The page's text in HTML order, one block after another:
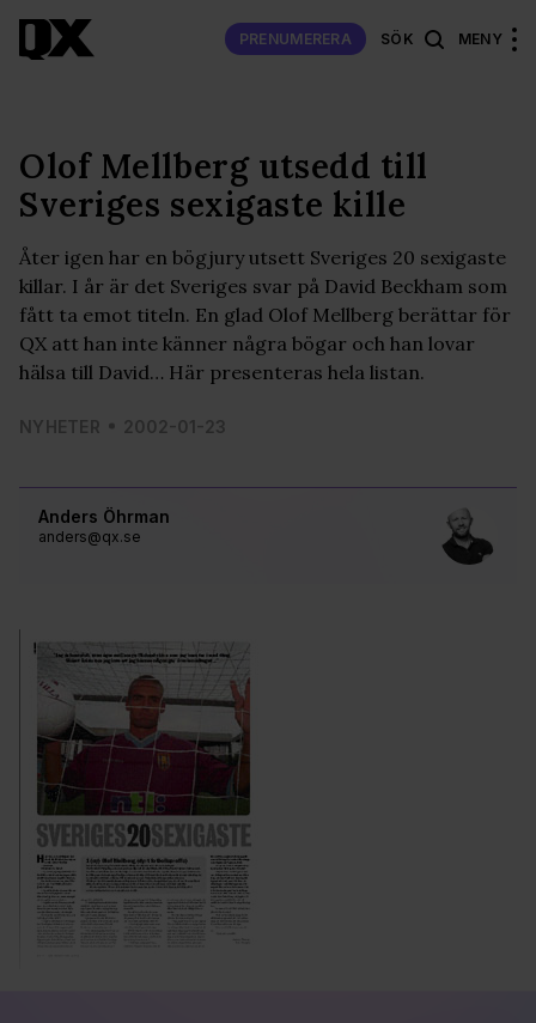
PRENUMERERA SÖK MENY
Anders Öhrman
anders@qx.se
Olof Mellberg utsedd till
Sveriges sexigaste kille
Åter igen har en bögjury utsett Sveriges 20 sexigaste
killar. I år är det Sveriges svar på David Beckham som
fått ta emot titeln. En glad Olof Mellberg berättar för
QX att han inte känner några bögar och han lovar
hälsa till David… Här presenteras hela listan.
NYHETER 2002-01-23